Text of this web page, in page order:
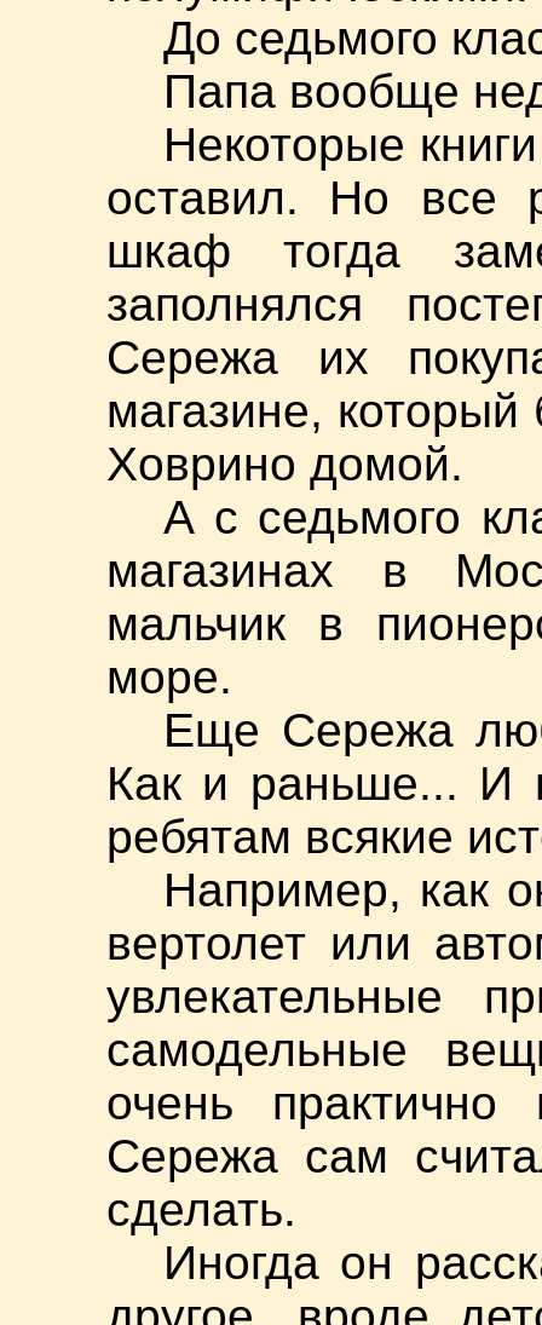
До седьмого
Папа вообще
Некоторые
оставил. Но все
шкаф тогда
заполнялся
Сережа их
магазине,
Ховрино домой.
А с седьмого
магазинах в
мальчик в
море.
Еще Сережа
Как и раньше... И
ребятам всякие
Например, как
вертолет или
увлекательные
самодельные
очень
Сережа сам
сделать.
Иногда он